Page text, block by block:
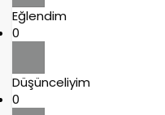
Eğlendim
0
Düşünceliyim
0